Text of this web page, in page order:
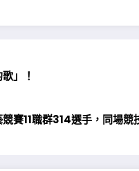
」！
賽11職群314選手，同場競